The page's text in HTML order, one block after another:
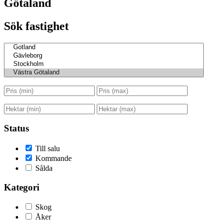
Götaland
Sök fastighet
Status
Till salu
Kommande
Sålda
Kategori
Skog
Åker